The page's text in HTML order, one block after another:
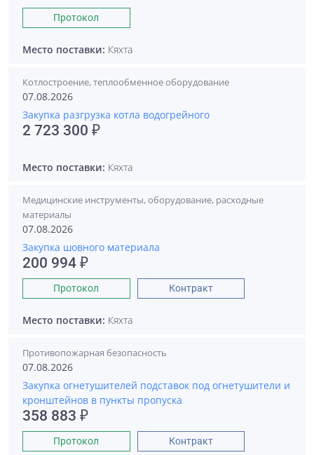
Протокол
Место поставки: Кяхта
Котлостроение, теплообменное оборудование
07.08.2026
Закупка разгрузка котла водогрейного
2 723 300 ₽
Место поставки: Кяхта
Медицинские инструменты, оборудование, расходные
материалы
07.08.2026
Закупка шовного материала
200 994 ₽
Протокол Контракт
Место поставки: Кяхта
Противопожарная безопасность
07.08.2026
Закупка огнетушителей подставок под огнетушители и
кронштейнов в пункты пропуска
358 883 ₽
Протокол Контракт